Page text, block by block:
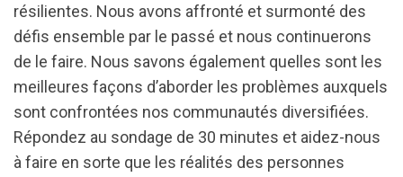
résilientes. Nous avons affronté et surmonté des
défis ensemble par le passé et nous continuerons
de le faire. Nous savons également quelles sont les
meilleures façons d’aborder les problèmes auxquels
sont confrontées nos communautés diversifiées.
Répondez au sondage de 30 minutes et aidez-nous
à faire en sorte que les réalités des personnes